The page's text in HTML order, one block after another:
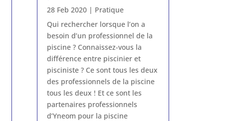
28 Feb 2020| Pratique
Qui rechercher lorsque l’on a
besoin d’un professionnel de la
piscine ? Connaissez-vous la
différence entre piscinier et
pisciniste ? Ce sont tous les deux
des professionnels de la piscine
tous les deux ! Et ce sont les
partenaires professionnels
d’Yneom pour la piscine